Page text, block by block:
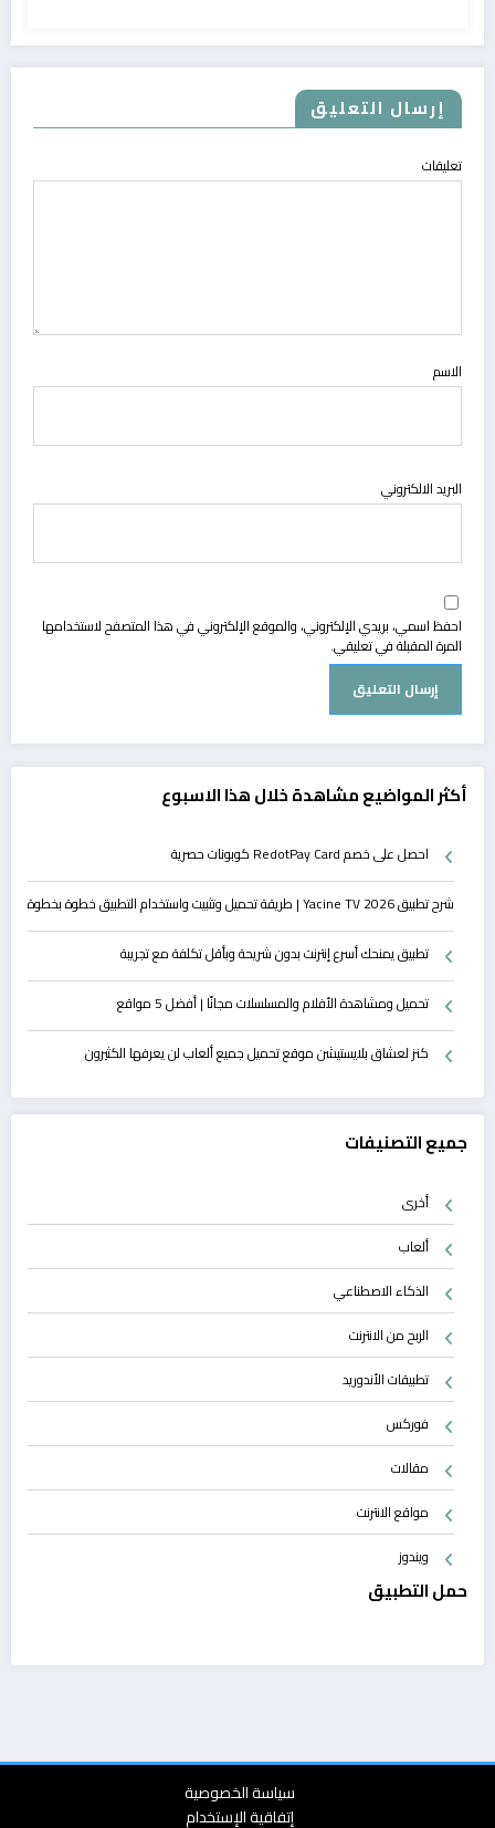
إرسال التعليق
تعليقات
الاسم
البريد الالكتروني
احفظ اسمي، بريدي الإلكتروني، والموقع الإلكتروني في هذا المتصفح لاستخدامها
المرة المقبلة في تعليقي.
أكثر المواضيع مشاهدة خلال هذا الاسبوع
احصل على خصم RedotPay Card كوبونات حصرية
شرح تطبيق Yacine TV 2026 | طريقة تحميل وتثبيت واستخدام التطبيق خطوة بخطوة
تطبيق يمنحك أسرع إنترنت بدون شريحة وبأقل تكلفة مع تجريبة
تحميل ومشاهدة الأفلام والمسلسلات مجانًا | أفضل 5 مواقع
كنز لعشاق بلايستيشن موقع تحميل جميع ألعاب لن يعرفها الكثيرون
جميع التصنيفات
أخرى
ألعاب
الذكاء الاصطناعي
الربح من الانترنت
تطبيقات الأندوريد
فوركس
مقالات
مواقع الانترنت
ويندوز
حمل التطبيق
سياسة الخصوصية
إتفاقية الإستخدام